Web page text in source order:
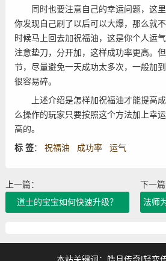
同时也要注意自己的幸运问题，这里
你发现自己刷了以后可以大爆，那么就
时候马上回去加祝福油，这是你个人运
注意垫刀，分开加，这样成功率更高。
节，尽量避免一天成功太多次，一般加
很容易碎。
上述介绍是怎样加祝福油才能提高成
么操作的玩家只要按照这个方法加上幸
高的。
标 签： 祝福油 成功率 运气
上一篇：
道士的宝宝如何快速升级？
下一篇
法师